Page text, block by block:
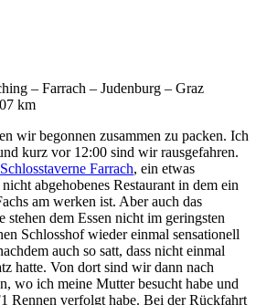
– Farrach – Judenburg – Graz
km
wir begonnen zusammen zu packen. Ich
kurz vor 12:00 sind wir rausgefahren.
Schlosstaverne Farrach, ein etwas
abgehobenes Restaurant in dem ein
am werken ist. Aber auch das
stehen dem Essen nicht im geringsten
Schlosshof wieder einmal sensationell
auch so satt, dass nicht einmal
hatte. Von dort sind wir dann nach
wo ich meine Mutter besucht habe und
Rennen verfolgt habe. Bei der Rückfahrt